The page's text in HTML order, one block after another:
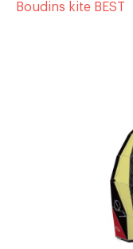
Boudins kite BEST